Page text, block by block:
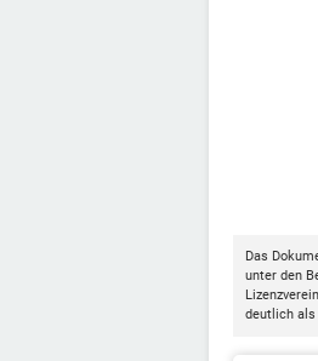
Das
unter den
deutlich als